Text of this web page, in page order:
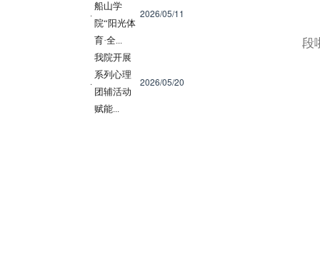
·
船山学
院“阳光体
育·全...
2026/05/11
·
我院开展
系列心理
团辅活动
赋能...
2026/05/20
段